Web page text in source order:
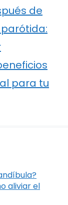
de
para tu
aliviar el